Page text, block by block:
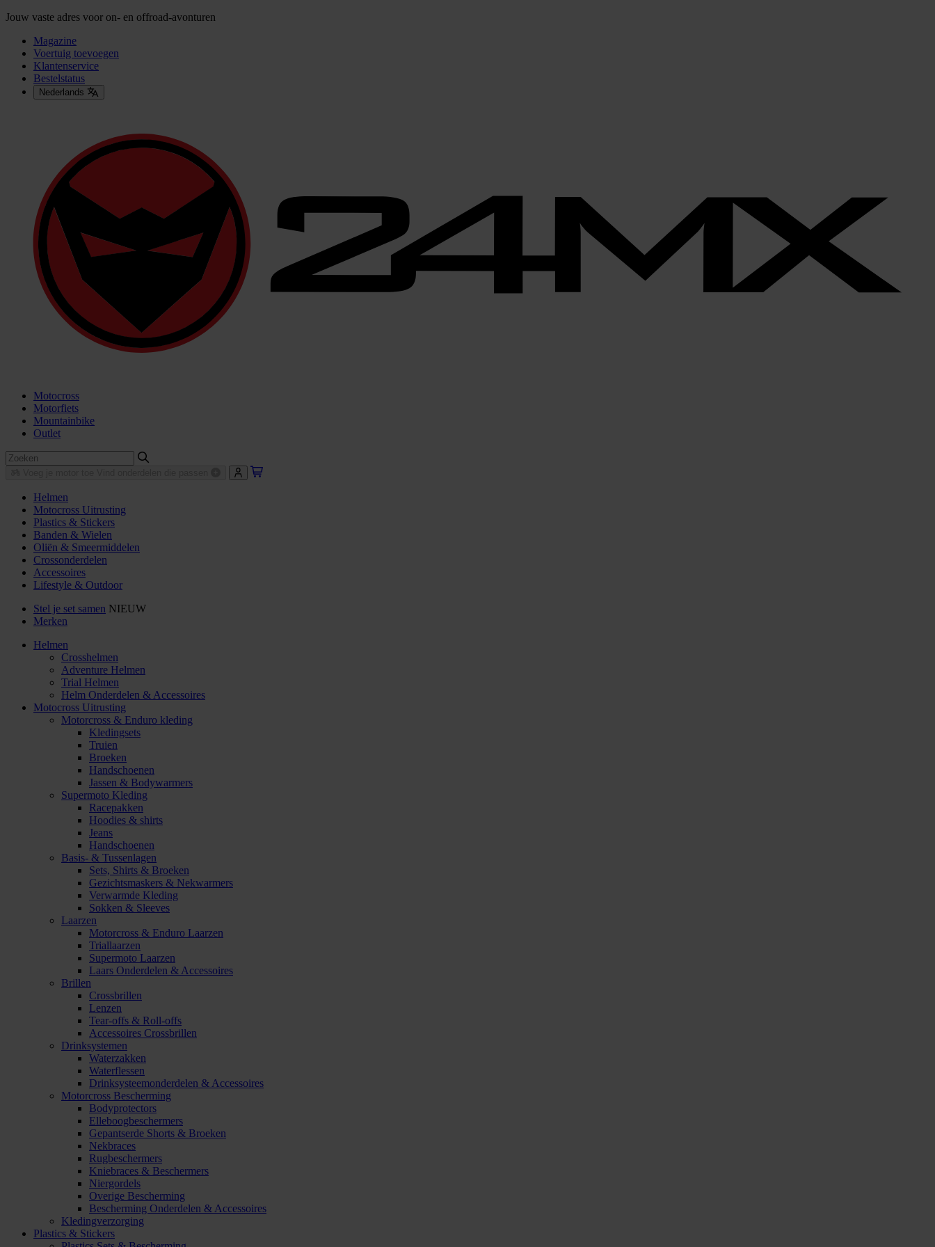
Jouw vaste adres voor on- en offroad-avonturen
Magazine
Voertuig toevoegen
Klantenservice
Bestelstatus
Nederlands
Motocross
Motorfiets
Mountainbike
Outlet
Helmen
Motocross Uitrusting
Plastics & Stickers
Banden & Wielen
Oliën & Smeermiddelen
Crossonderdelen
Accessoires
Lifestyle & Outdoor
Stel je set samen NIEUW
Merken
Helmen
Crosshelmen
Adventure Helmen
Trial Helmen
Helm Onderdelen & Accessoires
Motocross Uitrusting
Motorcross & Enduro kleding
Kledingsets
Truien
Broeken
Handschoenen
Jassen & Bodywarmers
Supermoto Kleding
Racepakken
Hoodies & shirts
Jeans
Handschoenen
Basis- & Tussenlagen
Sets, Shirts & Broeken
Gezichtsmaskers & Nekwarmers
Verwarmde Kleding
Sokken & Sleeves
Laarzen
Motorcross & Enduro Laarzen
Triallaarzen
Supermoto Laarzen
Laars Onderdelen & Accessoires
Brillen
Crossbrillen
Lenzen
Tear-offs & Roll-offs
Accessoires Crossbrillen
Drinksystemen
Waterzakken
Waterflessen
Drinksysteemonderdelen & Accessoires
Motorcross Bescherming
Bodyprotectors
Elleboogbeschermers
Gepantserde Shorts & Broeken
Nekbraces
Rugbeschermers
Kniebraces & Beschermers
Niergordels
Overige Bescherming
Bescherming Onderdelen & Accessoires
Kledingverzorging
Plastics & Stickers